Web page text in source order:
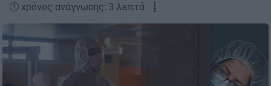
🕛 χρόνος ανάγνωσης: 3 λεπτά ┋